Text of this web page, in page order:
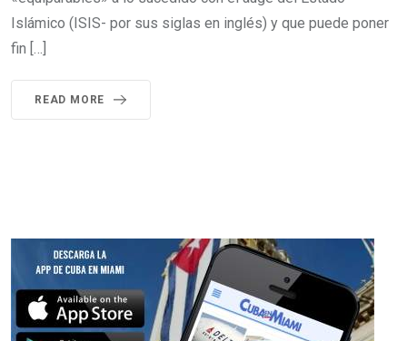
Islámico (ISIS- por sus siglas en inglés) y que puede poner
fin […]
READ MORE